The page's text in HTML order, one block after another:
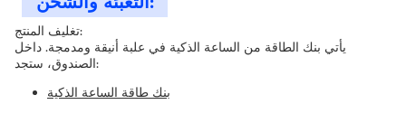
تغليف المنتج:
يأتي بنك الطاقة من الساعة الذكية في علبة أنيقة ومدمجة. داخل
الصندوق، ستجد:
بنك طاقة الساعة الذكية